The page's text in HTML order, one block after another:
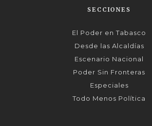
SECCIONES
El Poder en Tabasco
Desde las Alcaldías
Escenario Nacional
Poder Sin Fronteras
Especiales
Todo Menos Política